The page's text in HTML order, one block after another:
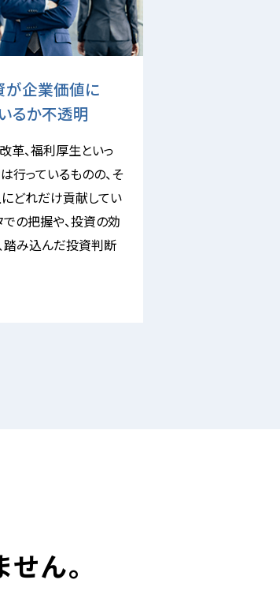
企業価値に
るか不透明
革、福利厚生といっ
行っているものの、そ
どれだけ貢献してい
の把握や、投資の効
踏み込んだ投資判断
ん。